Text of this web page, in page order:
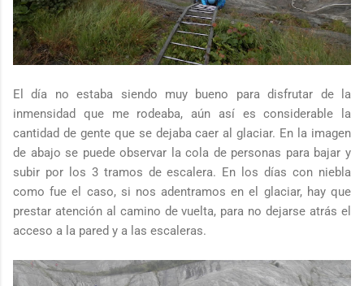
El día no estaba siendo muy bueno para disfrutar de la
inmensidad que me rodeaba, aún así es considerable la
cantidad de gente que se dejaba caer al glaciar. En la imagen
de abajo se puede observar la cola de personas para bajar y
subir por los 3 tramos de escalera. En los días con niebla
como fue el caso, si nos adentramos en el glaciar, hay que
prestar atención al camino de vuelta, para no dejarse atrás el
acceso a la pared y a las escaleras.